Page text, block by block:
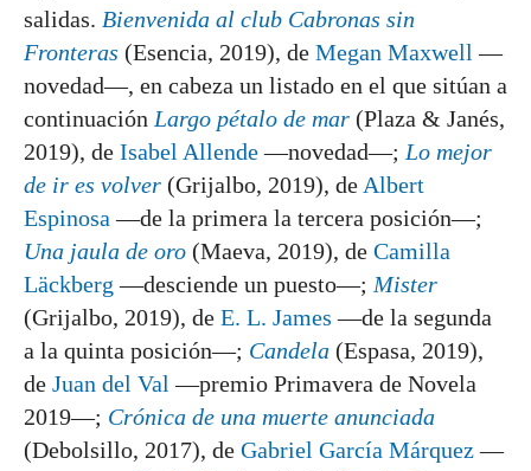
salidas. Bienvenida al club Cabronas sin
Fronteras (Esencia, 2019), de Megan Maxwell —
novedad—, en cabeza un listado en el que sitúan a
continuación Largo pétalo de mar (Plaza & Janés,
2019), de Isabel Allende—novedad—; Lo mejor
de ir es volver (Grijalbo, 2019), de Albert
Espinosa —de la primera la tercera posición—;
Una jaula de oro (Maeva, 2019), de Camilla
Läckberg —desciende un puesto—; Mister
(Grijalbo, 2019), de E. L. James —de la segunda
a la quinta posición—; Candela (Espasa, 2019),
de Juan del Val —premio Primavera de Novela
2019—; Crónica de una muerte anunciada
(Debolsillo, 2017), de Gabriel García Márquez—